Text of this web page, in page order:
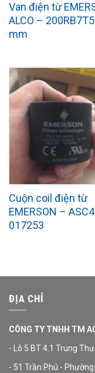
Van điện từ
ALCO –
mm
Cuộn coil điện từ
EMERSON –
017253
ĐỊA CHỈ
CÔNG TY TNHH TM
- Lô 5 BT 4.1 Trung
- 51 Trần Phú - Phường